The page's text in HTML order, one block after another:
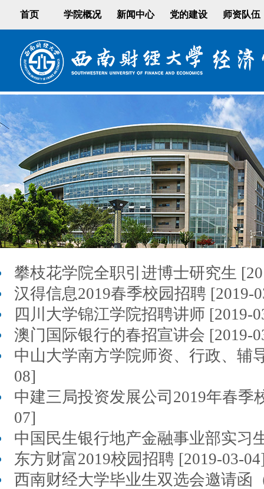
首页 学院概况 新闻中心 党的建设 师资队伍
攀枝花学院全职引进博士研究生
汉得信息2019春季校园招聘 [2019-
四川大学锦江学院招聘讲师 [2019-
澳门国际银行的春招宣讲会 [2019-
中山大学南方学院师资、行政、辅
08]
中建三局投资发展公司2019年春季
07]
中国民生银行地产金融事业部实习
东方财富2019校园招聘 [2019-03-
西南财经大学毕业生双选会邀请函